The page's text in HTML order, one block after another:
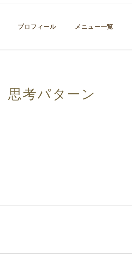
プロフィール メニュー一覧
思考パターン